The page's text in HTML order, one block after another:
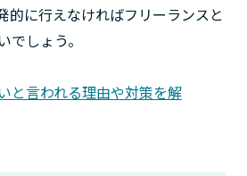
的に行えなければフリーランスと
でしょう。
と言われる理由や対策を解